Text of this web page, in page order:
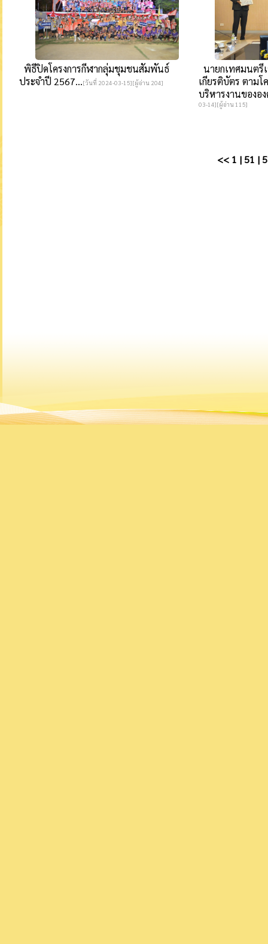
พิธีปิดโครงการกีฬากลุ่มชุมชนสัมพันธ์
ประจำปี 2567...[วันที่ 2024-03-15][ผู้อ่าน 204]
นายกเทศมนตรี
เกียรติบัตร ตามโ
บริหารงานของอ
03-14][ผู้อ่าน 115]
<< 1 | 51 |